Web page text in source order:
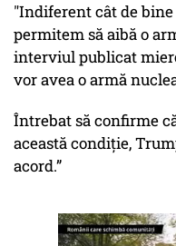
"Indiferent cât de
permitem să aibă o
interviul publicat
vor avea o armă
Întrebat să confirme
această condiţie,
acord.”